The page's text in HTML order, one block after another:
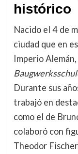
histórico
Nacido el 4 de
ciudad que en
Imperio Alemán,
Durante sus
trabajó en
como el de
colaboró con
Theodor